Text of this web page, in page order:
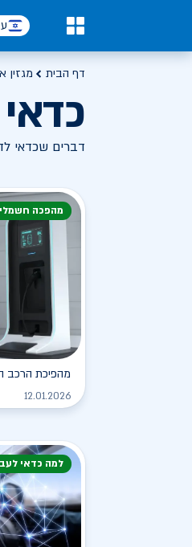
דף הבית מגזין
דברים שכדאי
מהפכה
מהפיכת הרכב
12.01.2026
למה כדאי